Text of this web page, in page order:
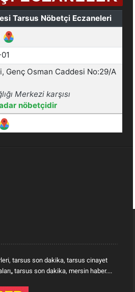
tarsus son dakika, tarsus cinayet
tarsus son dakika, mersin haber....